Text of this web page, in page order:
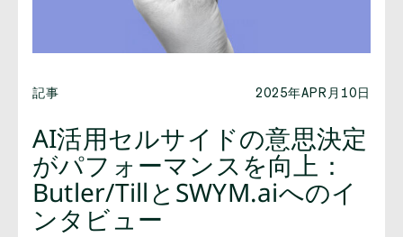
記事 2025年APR月10日
AI活用セルサイドの意思決定
がパフォーマンスを向上：
Butler/TillとSWYM.aiへのイ
ンタビュー